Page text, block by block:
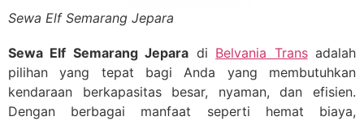
Sewa Elf Semarang Jepara
Sewa Elf Semarang Jepara di Belvania Transadalah
pilihan yang tepat bagi Anda yang membutuhkan
kendaraan berkapasitas besar, nyaman, dan efisien.
Dengan berbagai manfaat seperti hemat biaya,